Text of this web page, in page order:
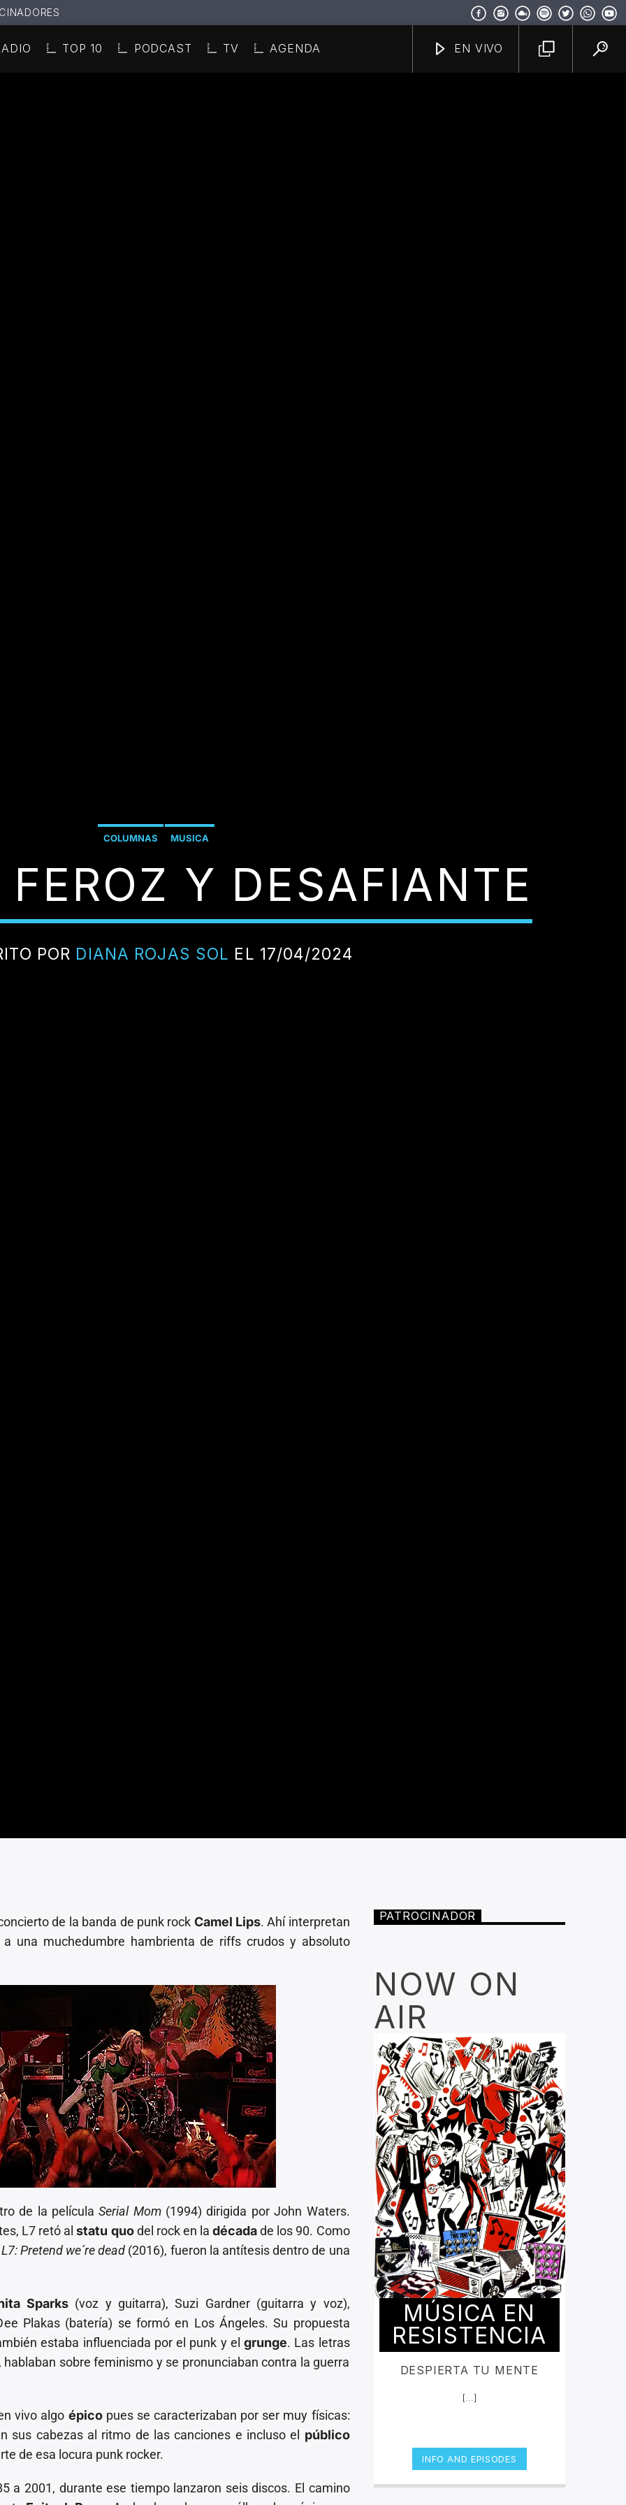
TOP 10 PODCAST TV AGENDA EN VIVO
COLUMNAS MUSICA
Y DESAFIANTE
POR DIANA ROJAS SOL EL 17/04/2024
de la banda de punk rock Camel Lips. Ahí interpretan
a una muchedumbre hambrienta de riffs crudos y absoluto
de la películaSerial Mom (1994) dirigida por John Waters.
L7 retó alstatu quodel rock en ladécadade los 90. Como
L7: Pretend we´re dead (2016), fueron la antítesis dentro de una
Sparks (voz y guitarra), Suzi Gardner (guitarra y voz),
Plakas (batería) se formó en Los Ángeles. Su propuesta
estaba influenciada por el punk y el grunge. Las letras
sobre feminismo y se pronunciaban contra la guerra
vivo algo épicopues se caracterizaban por ser muy físicas:
sus cabezas al ritmo de las canciones e incluso el público
de esa locura punk rocker.
a 2001, durante ese tiempo lanzaron seis discos. El camino
PATROCINADOR
NOW ON
AIR
MÚSICA EN
RESISTENCIA
DESPIERTA TU MENTE
[...]
INFO AND EPISODES